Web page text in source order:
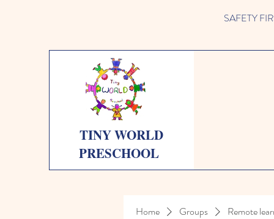
SAFETY
TINY WORLD
PRESCHOOL
Home Groups Remote